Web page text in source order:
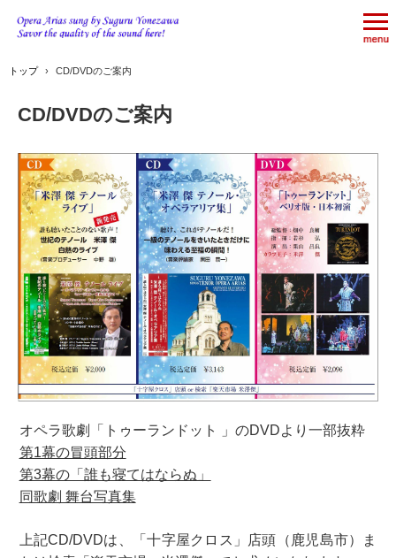
トップ › CD/DVDのご案内
CD/DVDのご案内
オペラ歌劇「トゥーランドット 」のDVDより一部抜粋
第1幕の冒頭部分
第3幕の「誰も寝てはならぬ」
同歌劇 舞台写真集
上記CD/DVDは、「十字屋クロス」店頭（鹿児島市）ま